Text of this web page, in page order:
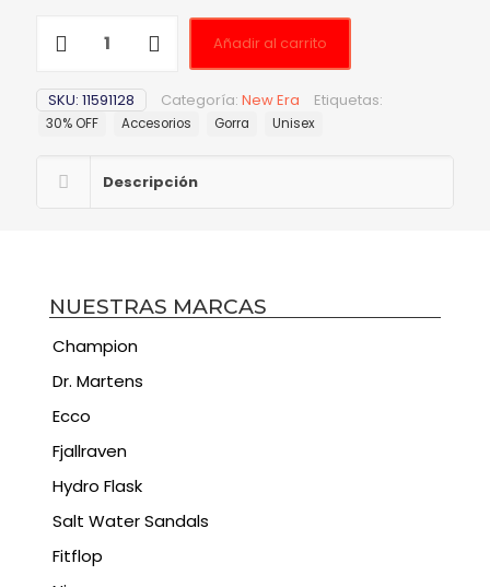
Añadir al carrito
SKU: 11591128 Categoría: New Era Etiquetas:
30% OFF Accesorios Gorra Unisex
Descripción
NUESTRAS MARCAS
Champion
Dr. Martens
Ecco
Fjallraven
Hydro Flask
Salt Water Sandals
Fitflop